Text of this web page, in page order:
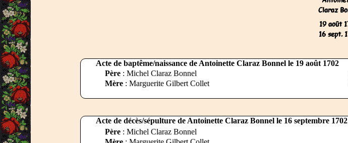
Acte de baptême/naissance de Antoinette Claraz Bonnel le 19 août 1702
Père : Michel Claraz Bonnel
Mère : Marguerite Gilbert Collet
Acte de décès/sépulture de Antoinette Claraz Bonnel le 16 septembre 1702
Père : Michel Claraz Bonnel